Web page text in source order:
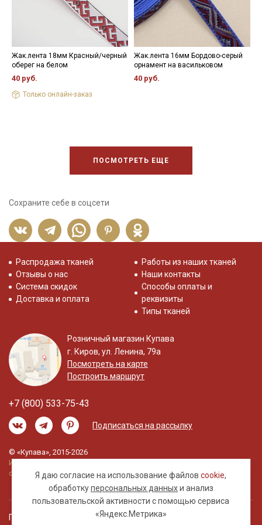
Цветопередача (тон) может отличаться от оригинального
цвета ткани в зависимости от настроек вашего монитора и в
зависимости от партии.
Жак.лента 18мм Красный/черный
оберег на белом
40 руб.
Только онлайн-заказ
Жак.лента 16мм Бордово-серый
орнамент на васильковом
40 руб.
ПОСМОТРЕТЬ ЕЩЕ
Сохраните себе в соцсети
Я даю согласие на использование файловcookie,
обработкуперсональных данныхи анализ
пользовательской активности с помощью сервиса
«Яндекс.Метрика»
Распродажа тканей
Отзывы о нас
Система скидок
Доставка и оплата
Работы из наших тканей
Наши контакты
Способы оплаты и
реквизиты
Типы тканей
Розничный магазин Купава
г. Киров, ул. Ленина, 79а
Посмотреть на карте
Построить маршрут
+7 (800) 533-75-43
Подписаться на рассылку
© «Купава», 2015-2026
Информация на сайте не является публичной
офертой.
Правовая информация